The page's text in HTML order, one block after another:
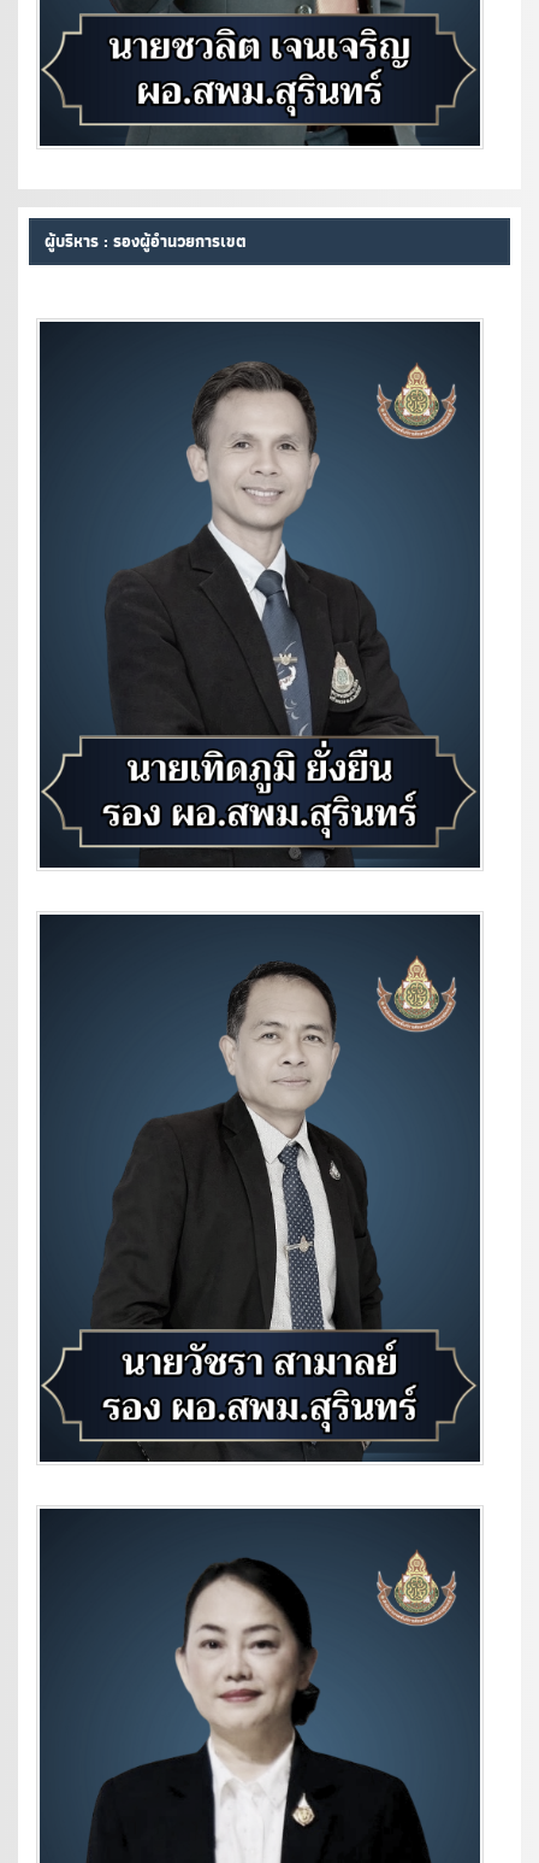
ผู้บริหาร : รองผู้อำนวยการเขต